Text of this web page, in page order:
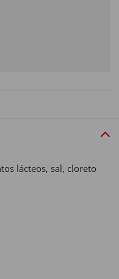
lácteos, sal, cloreto